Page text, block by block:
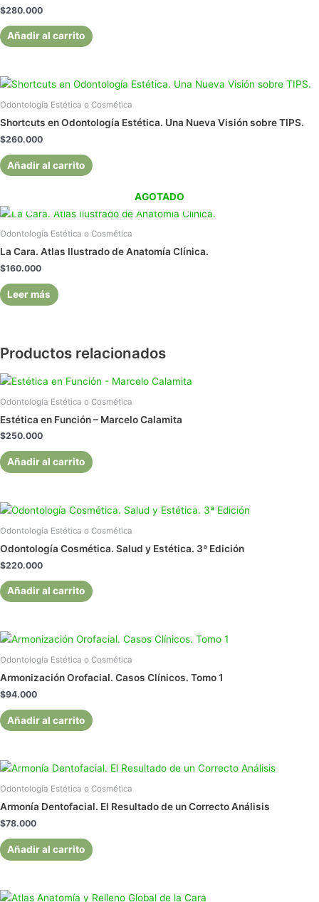
$280.000
Añadir al carrito
Odontología Estética o Cosmética
Shortcuts en Odontología Estética. Una Nueva Visión sobre TIPS.
$260.000
Añadir al carrito
AGOTADO
Odontología Estética o Cosmética
La Cara. Atlas Ilustrado de Anatomía Clínica.
$160.000
Leer más
Productos relacionados
Odontología Estética o Cosmética
Estética en Función – Marcelo Calamita
$250.000
Añadir al carrito
Odontología Estética o Cosmética
Odontología Cosmética. Salud y Estética. 3ª Edición
$220.000
Añadir al carrito
Odontología Estética o Cosmética
Armonización Orofacial. Casos Clínicos. Tomo 1
$94.000
Añadir al carrito
Odontología Estética o Cosmética
Armonía Dentofacial. El Resultado de un Correcto Análisis
$78.000
Añadir al carrito